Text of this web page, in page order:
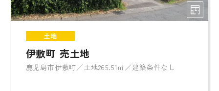
土地
伊敷町 売土地
鹿児島市伊敷町／土地265.51㎡／建築条件なし